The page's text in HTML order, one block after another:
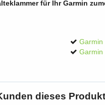
für Ihr Garmin
Garmin
Garmin
dieses